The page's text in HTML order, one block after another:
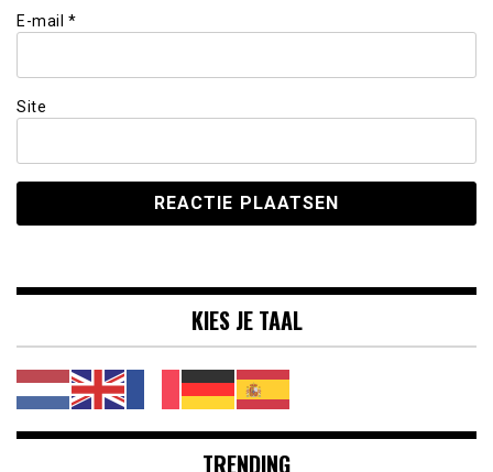
E-mail *
Site
KIES JE TAAL
TRENDING